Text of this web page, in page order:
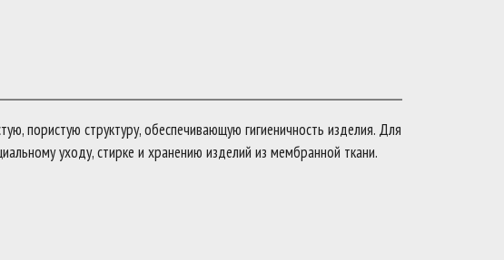
пористую структуру, обеспечивающую гигиеничность изделия. Для
уходу, стирке и хранению изделий из мембранной ткани.